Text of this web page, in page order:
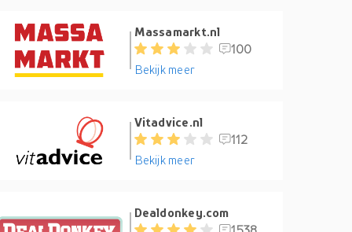
Massamarkt.nl
100
Bekijk meer
Vitadvice.nl
112
Bekijk meer
Dealdonkey.com